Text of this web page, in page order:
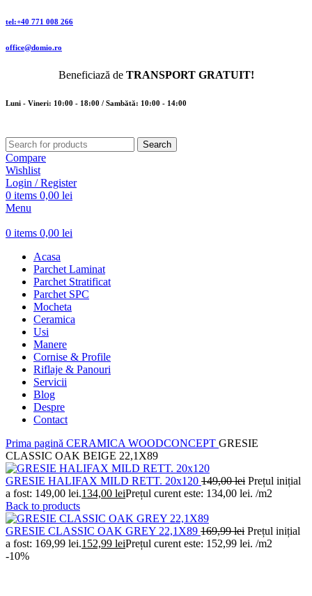
tel:+40 771 008 266
office@domio.ro
Beneficiază de TRANSPORT GRATUIT!
Luni - Vineri: 10:00 - 18:00 / Sambătă: 10:00 - 14:00
Search
Compare
Wishlist
Login / Register
0 items 0,00 lei
Menu
0 items 0,00 lei
Acasa
Parchet Laminat
Parchet Stratificat
Parchet SPC
Mocheta
Ceramica
Usi
Manere
Cornise & Profile
Riflaje & Panouri
Servicii
Blog
Despre
Contact
Prima pagină CERAMICA WOODCONCEPT GRESIE
CLASSIC OAK BEIGE 22,1X89
GRESIE HALIFAX MILD RETT. 20x120 149,00lei Prețul inițial
a fost: 149,00 lei.134,00 leiPrețul curent este: 134,00 lei. /m2
Back to products
GRESIE CLASSIC OAK GREY 22,1X89 169,99lei Prețul inițial
a fost: 169,99 lei.152,99 leiPrețul curent este: 152,99 lei. /m2
-10%